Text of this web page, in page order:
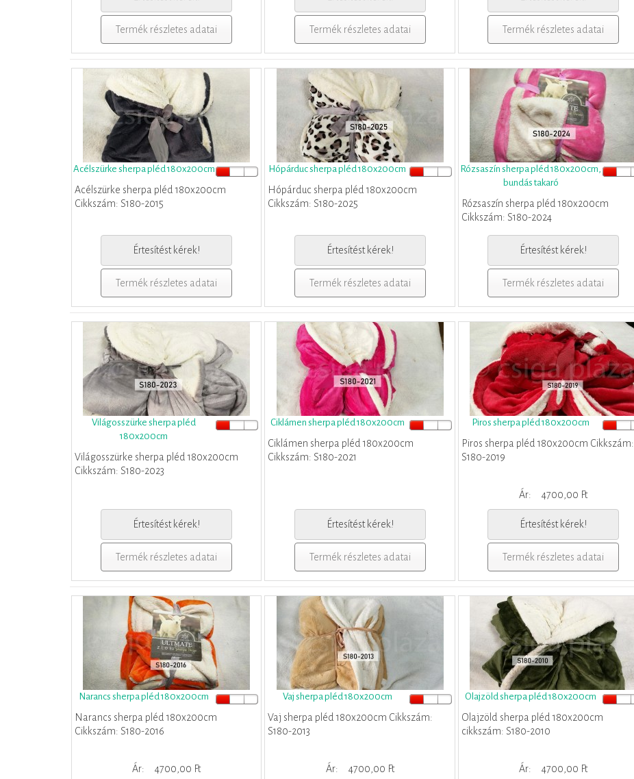
Termék részletes adatai Termék részletes adatai Termék részletes adatai
Acélszürke sherpa pléd 180x200cm
Acélszürke sherpa pléd 180x200cm
Cikkszám: S180-2015
Értesítést kérek!
Termék részletes adatai
Hópárduc sherpa pléd 180x200cm
Hópárduc sherpa pléd 180x200cm
Cikkszám: S180-2025
Értesítést kérek!
Termék részletes adatai
Rózsaszín sherpa pléd 180x200cm,
bundás takaró
Rózsaszín sherpa pléd 180x200cm
Cikkszám: S180-2024
Értesítést kérek!
Termék részletes adatai
Világosszürke sherpa pléd
180x200cm
Világosszürke sherpa pléd 180x200cm
Cikkszám: S180-2023
Értesítést kérek!
Termék részletes adatai
Ciklámen sherpa pléd 180x200cm
Ciklámen sherpa pléd 180x200cm
Cikkszám: S180-2021
Értesítést kérek!
Termék részletes adatai
Piros sherpa pléd 180x200cm
Piros sherpa pléd 180x200cm Cikkszám:
S180-2019
Ár: 4700,00 Ft
Értesítést kérek!
Termék részletes adatai
Narancs sherpa pléd 180x200cm
Narancs sherpa pléd 180x200cm
Cikkszám: S180-2016
Ár: 4700,00 Ft
Vaj sherpa pléd 180x200cm
Vaj sherpa pléd 180x200cm Cikkszám:
S180-2013
Ár: 4700,00 Ft
Olajzöld sherpa pléd 180x200cm
Olajzöld sherpa pléd 180x200cm
cikkszám: S180-2010
Ár: 4700,00 Ft